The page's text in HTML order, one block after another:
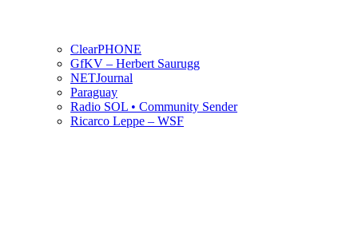
ClearPHONE
GfKV – Herbert Saurugg
NETJournal
Paraguay
Radio SOL • Community Sender
Ricarco Leppe – WSF